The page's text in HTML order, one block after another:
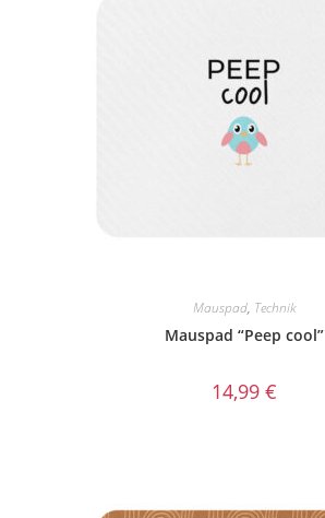
Mauspad, Technik
Mauspad “Peep cool”
14,99 €